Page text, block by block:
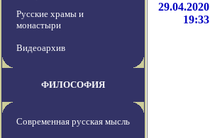
Русские храмы и
монастыри
Видеоархив
ФИЛОСОФИЯ
Современная русская мысль
29.04.2020
19:33